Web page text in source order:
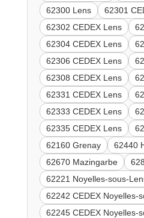
62300 Lens
62301
62302 CEDEX Lens
62304 CEDEX Lens
62306 CEDEX Lens
62308 CEDEX Lens
62331 CEDEX Lens
62333 CEDEX Lens
62335 CEDEX Lens
62160 Grenay
62440
62670 Mazingarbe
62221 Noyelles-sous-
62242 CEDEX Noyelles-
62245 CEDEX Noyelles-